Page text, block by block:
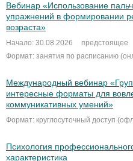
Вебинар «Использование
упражнений в формировании
возраста»
Начало: 30.08.2026
предстоящее
Формат: занятия по расписанию
Международный вебинар
интересные форматы для
коммуникативных умений»
Формат: круглосуточный доступ
Психология
характеристика